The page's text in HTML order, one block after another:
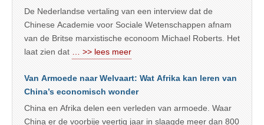
De Nederlandse vertaling van een interview dat de
Chinese Academie voor Sociale Wetenschappen afnam
van de Britse marxistische econoom Michael Roberts. Het
laat zien dat
… >> lees meer
Van Armoede naar Welvaart: Wat Afrika kan leren van
China’s economisch wonder
China en Afrika delen een verleden van armoede. Waar
China er de voorbije veertig jaar in slaagde meer dan 800